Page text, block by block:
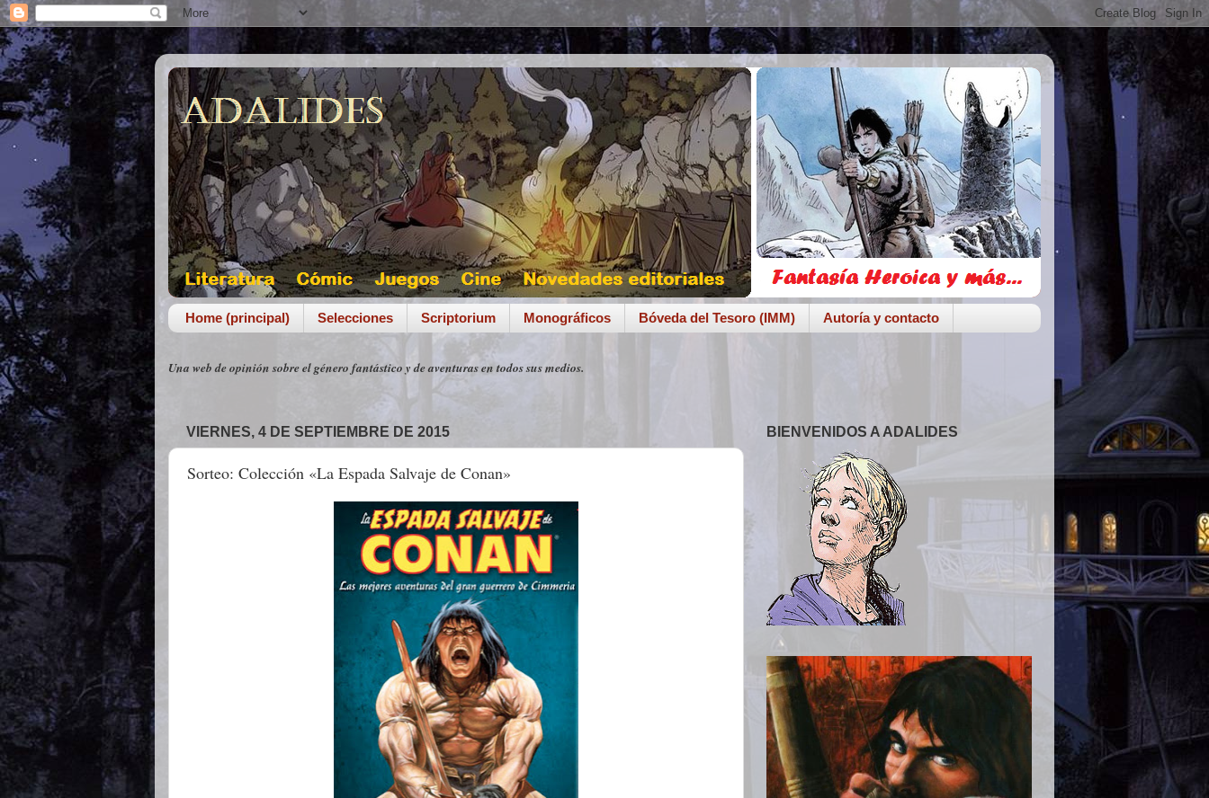
Home (principal) Selecciones Scriptorium Monográficos Bóveda del Tesoro (IMM) Autoría y contacto
Una web de opinión sobre el género fantástico y de aventuras en todos sus medios.
VIERNES, 4 DE SEPTIEMBRE DE 2015
Sorteo: Colección «La Espada Salvaje de Conan»
BIENVENIDOS A ADALIDES